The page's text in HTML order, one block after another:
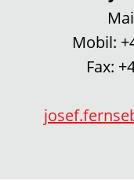
Mobil:
Fax: